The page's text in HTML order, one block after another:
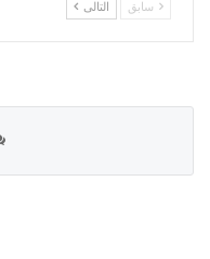
سابق التالى